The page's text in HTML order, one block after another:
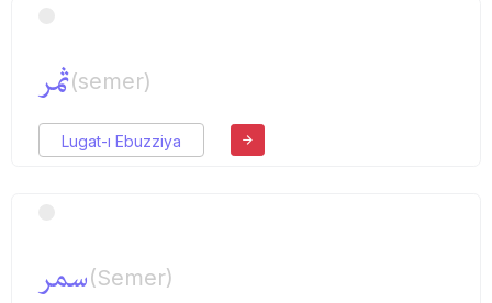
ثمر(semer)
Lugat-ı Ebuzziya
سمر(Semer)